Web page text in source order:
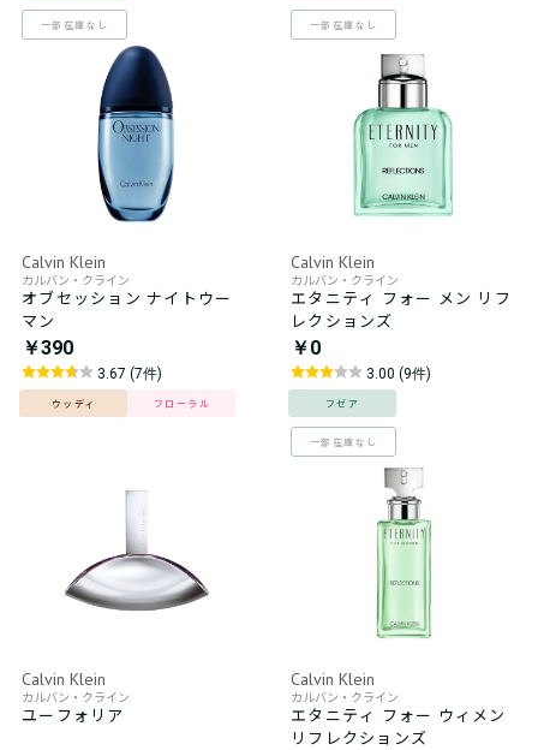
一部在庫なし 一部在庫なし
Calvin Klein
カルバン・クライン
オブセッション ナイトウー
マン
￥390
3.67 (7件)
ウッディ フローラル
Calvin Klein
カルバン・クライン
エタニティ フォー メン リフ
レクションズ
￥0
3.00 (9件)
フゼア
一部在庫なし
Calvin Klein
カルバン・クライン
ユーフォリア
Calvin Klein
カルバン・クライン
エタニティ フォー ウィメン
リフレクションズ